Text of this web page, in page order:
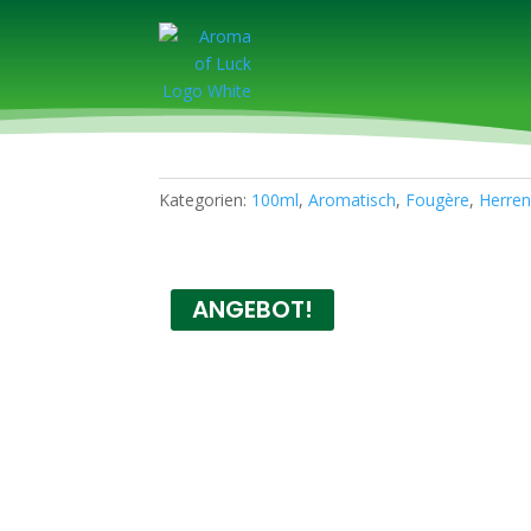
Kategorien: 100ml,Aromatisch, Fougère, Herren
ANGEBOT!